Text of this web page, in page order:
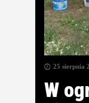
25 sierpnia
W